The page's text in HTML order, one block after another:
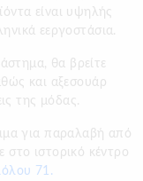
είναι υψηλής
εεργοστάσια.
θα βρείτε
και αξεσουάρ
της μόδας.
για παραλαβή από
ιστορικό κέντρο
71.